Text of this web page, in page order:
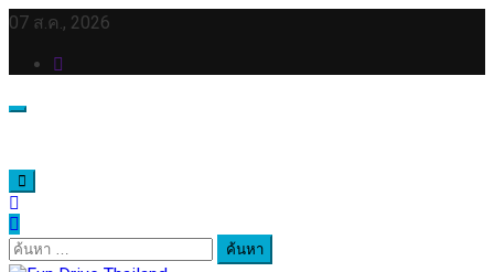
Skip
content
07 ส.ค., 2026
ค้นหา